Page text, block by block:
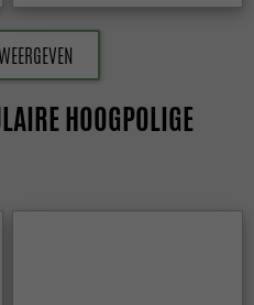
HOOGPOLIGE